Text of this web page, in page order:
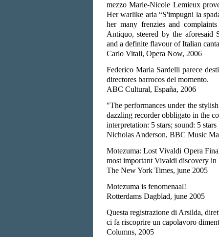
mezzo Marie-Nicole Lemieux
Her warlike aria “S'impugni la
her many frenzies and
Antiquo, steered by the aforesaid
and a definite flavour of Italian
Carlo Vitali, Opera Now, 2006
Federico Maria Sardelli parece
directores barrocos del momento.
ABC Cultural, España, 2006
"The performances under the
dazzling recorder obbligato in the
interpretation: 5 stars; sound: 5 stars
Nicholas Anderson, BBC Music
Motezuma: Lost Vivaldi Opera
most important Vivaldi discovery in
The New York Times, june 2005
Motezuma is fenomenaal!
Rotterdams Dagblad, june 2005
Questa registrazione di Arsilda,
ci fa riscoprire un capolavoro
Columns, 2005